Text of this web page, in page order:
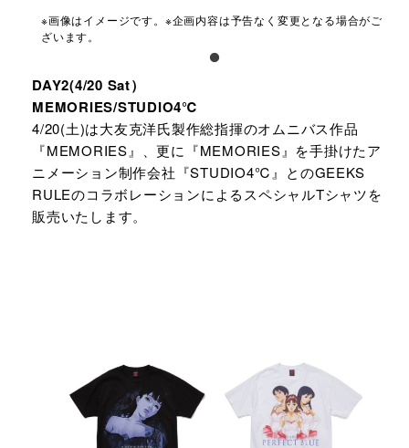
※画像はイメージです。※企画内容は予告なく変更となる場合がご
ざいます。
DAY2(4/20 Sat）
MEMORIES/STUDIO4℃
4/20(土)は大友克洋氏製作総指揮のオムニバス作品
『MEMORIES』、更に『MEMORIES』を手掛けたア
ニメーション制作会社『STUDIO4℃』とのGEEKS
RULEのコラボレーションによるスペシャルTシャツを
販売いたします。